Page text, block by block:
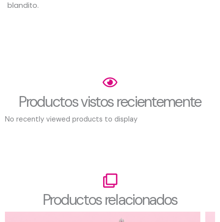
blandito.
Productos vistos recientemente
No recently viewed products to display
Productos relacionados